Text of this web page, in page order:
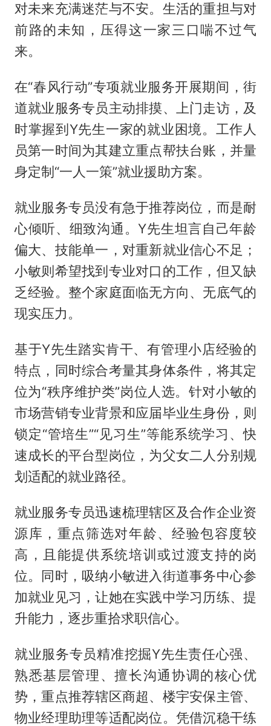
对未来充满迷茫与不安。生活的重担与对
前路的未知，压得这一家三口喘不过气
来。
在“春风行动”专项就业服务开展期间，街
道就业服务专员主动排摸、上门走访，及
时掌握到Y先生一家的就业困境。工作人
员第一时间为其建立重点帮扶台账，并量
身定制“一人一策”就业援助方案。
就业服务专员没有急于推荐岗位，而是耐
心倾听、细致沟通。Y先生坦言自己年龄
偏大、技能单一，对重新就业信心不足；
小敏则希望找到专业对口的工作，但又缺
乏经验。整个家庭面临无方向、无底气的
现实压力。
基于Y先生踏实肯干、有管理小店经验的
特点，同时综合考量其身体条件，将其定
位为“秩序维护类”岗位人选。针对小敏的
市场营销专业背景和应届毕业生身份，则
锁定“管培生”“见习生”等能系统学习、快
速成长的平台型岗位，为父女二人分别规
划适配的就业路径。
就业服务专员迅速梳理辖区及合作企业资
源库，重点筛选对年龄、经验包容度较
高，且能提供系统培训或过渡支持的岗
位。同时，吸纳小敏进入街道事务中心参
加就业见习，让她在实践中学习历练、提
升能力，逐步重拾求职信心。
就业服务专员精准挖掘Y先生责任心强、
熟悉基层管理、擅长沟通协调的核心优
势，重点推荐辖区商超、楼宇安保主管、
物业经理助理等适配岗位。凭借沉稳干练